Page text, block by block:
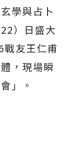
學與占卜
22）日盛大
友王仁甫
， 現場瞬
」。